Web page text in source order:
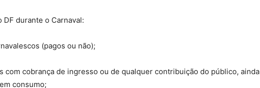
durante o Carnaval:
(pagos ou não);
com cobrança de ingresso ou de qualquer contribuição do público, ainda
consumo;